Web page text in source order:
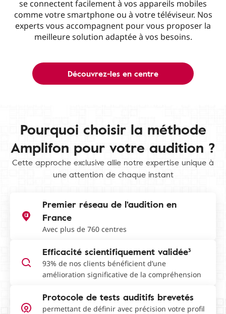
se connectent facilement à vos appareils mobiles
comme votre smartphone ou à votre téléviseur. Nos
experts vous accompagnent pour vous proposer la
meilleure solution adaptée à vos besoins.
Découvrez-les en centre
Pourquoi choisir la méthode
Amplifon pour votre audition ?
Cette approche exclusive allie notre expertise unique à
une attention de chaque instant
Premier réseau de l'audition en
France
Avec plus de 760 centres
Efficacité scientifiquement validée³
93% de nos clients bénéficient d’une
amélioration significative de la compréhension
Protocole de tests auditifs brevetés
permettant de définir avec précision votre profil